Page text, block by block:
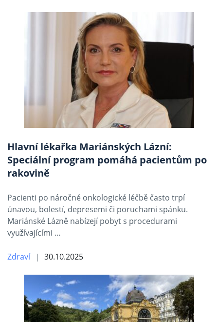
Hlavní lékařka Mariánských Lázní:
Speciální program pomáhá pacientům po
rakovině
Pacienti po náročné onkologické léčbě často trpí
únavou, bolestí, depresemi či poruchami spánku.
Mariánské Lázně nabízejí pobyt s procedurami
využívajícími …
Zdraví 30.10.2025